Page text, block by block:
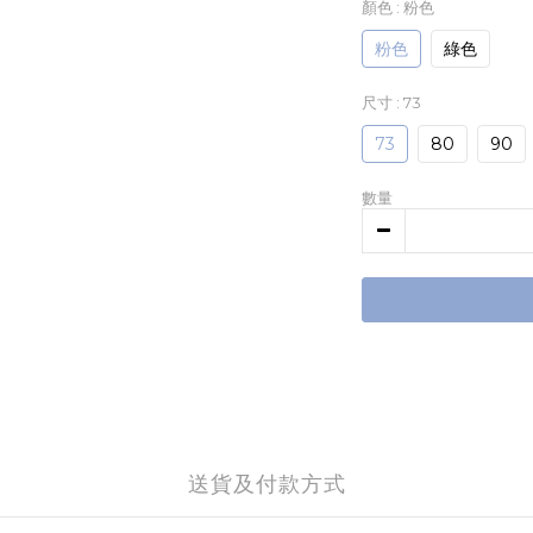
顏色 : 粉色
粉色 綠色
尺寸 : 73
73 80 90
數量
送貨及付款方式